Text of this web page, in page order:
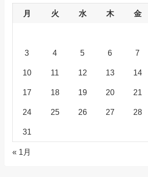
月 火 水 木 金
3 4 5 6 7
10 11 12 13 14
17 18 19 20 21
24 25 26 27 28
31
« 1月